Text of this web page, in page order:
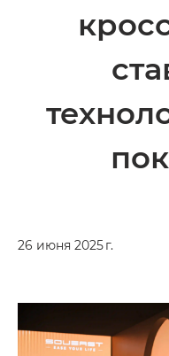
26 июня 2025 г.